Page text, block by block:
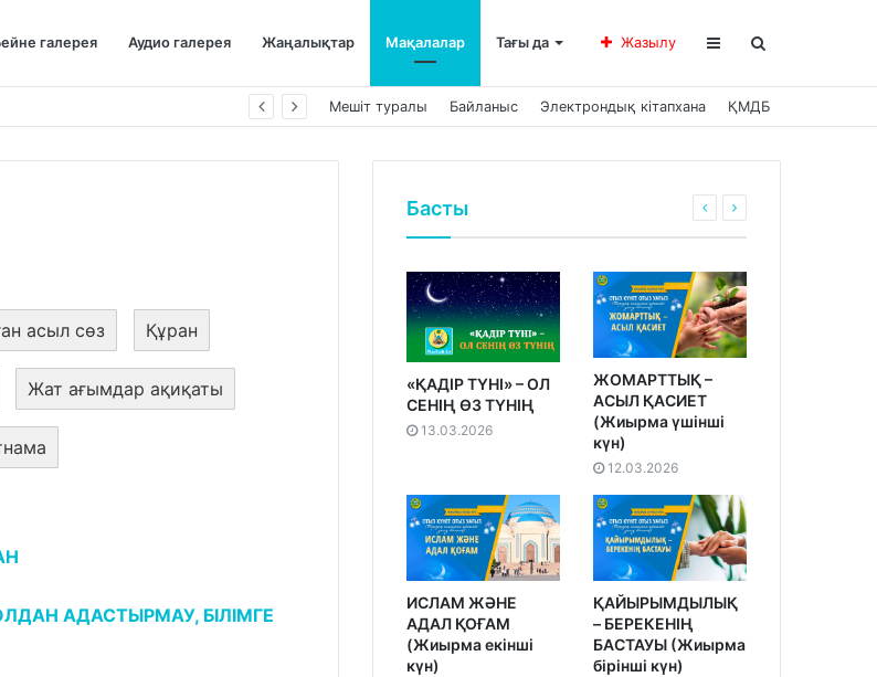
галерея Аудио галерея Жаңалықтар Мақалалар Тағы да Жазылу
дейді сол рас па? Мешіт туралы Байланыс Электрондық кітапхана ҚМДБ
асыл сөз Құран
Жат ағымдар ақиқаты
АДАСТЫРМАУ, БІЛІМГЕ
Басты
«ҚАДІР ТҮНІ» – ОЛ
СЕНІҢ ӨЗ ТҮНІҢ
13.03.2026
ЖОМАРТТЫҚ –
АСЫЛ ҚАСИЕТ
(Жиырма үшінші
күн)
12.03.2026
ИСЛАМ ЖӘНЕ
АДАЛ ҚОҒАМ
(Жиырма екінші
күн)
ҚАЙЫРЫМДЫЛЫҚ
– БЕРЕКЕНІҢ
БАСТАУЫ (Жиырма
бірінші күн)